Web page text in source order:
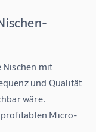
Nischen mit
und Qualität
wäre.
Micro-